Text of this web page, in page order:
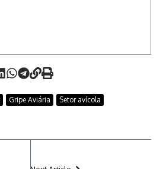
Gripe Aviária Setor avícola